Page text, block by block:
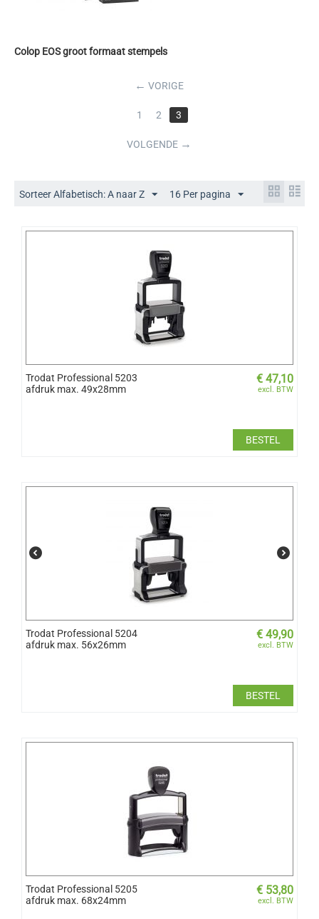
Colop EOS groot formaat stempels
← VORIGE
1 2 3
VOLGENDE →
Sorteer Alfabetisch: A naar Z 16 Per pagina
Trodat Professional 5203
afdruk max. 49x28mm
€ 47,10
excl. BTW
BESTEL
Trodat Professional 5204
afdruk max. 56x26mm
€ 49,90
excl. BTW
BESTEL
Trodat Professional 5205
afdruk max. 68x24mm
€ 53,80
excl. BTW